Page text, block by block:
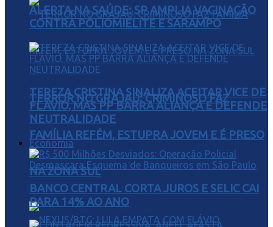
TERROR NO GRAJAÚ: CRIMINOSO FAZ
FAMÍLIA REFÉM, ESTUPRA JOVEM E É PRESO
NA ZONA SUL
ALERTA NA SAÚDE: SP AMPLIA VACINAÇÃO
CONTRA POLIOMIELITE E SARAMPO
TEREZA CRISTINA SINALIZA ACEITAR VICE DE
FLÁVIO, MAS PP BARRA ALIANÇA E DEFENDE
NEUTRALIDADE
Economia
BANCO CENTRAL CORTA JUROS E SELIC CAI
PARA 14% AO ANO